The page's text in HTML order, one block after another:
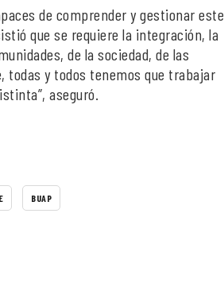
de comprender y gestionar este
que se requiere la integración, la
de la sociedad, de las
y todos tenemos que trabajar
aseguró.
BUAP